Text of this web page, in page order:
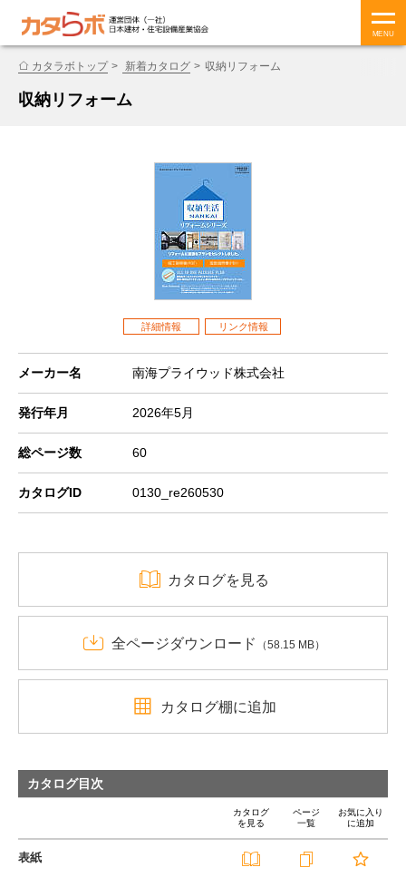
MENU
カタラボトップ 新着カタログ 収納リフォーム
収納リフォーム
詳細情報 リンク情報
メーカー名 南海プライウッド株式会社
発行年月 2026年5月
総ページ数 60
カタログID 0130_re260530
カタログを見る
全ページダウンロード （58.15 MB）
カタログ棚に追加
カタログ目次
カタログ
を見る
ページ
一覧
お気に入り
に追加
表紙